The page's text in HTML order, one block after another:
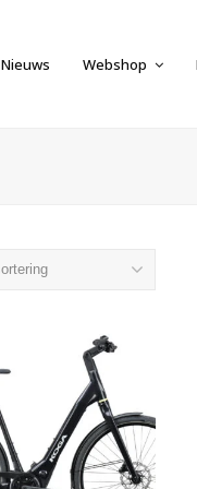
Nieuws Webshop